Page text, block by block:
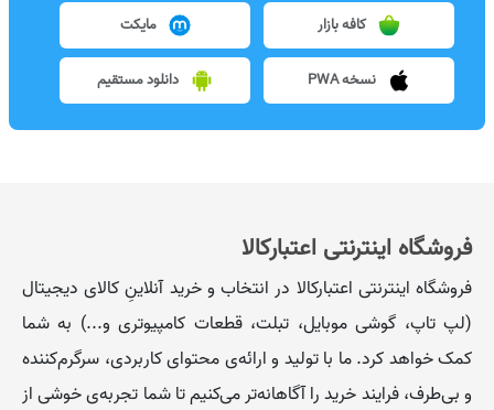
کافه بازار مایکت
نسخه PWA دانلود مستقیم
فروشگاه اینترنتی اعتبارکالا
فروشگاه اینترنتی اعتبارکالا در انتخاب و خرید آنلاینِ کالای دیجیتال
(لپ تاپ، گوشی موبایل، تبلت، قطعات کامپیوتری و...) به شما
کمک خواهد کرد. ما با تولید و ارائه‌ی محتوای کاربردی، سرگرم‌کننده
و بی‌طرف، فرایند خرید را آگاهانه‌تر می‌کنیم تا شما تجربه‌ی خوشی از